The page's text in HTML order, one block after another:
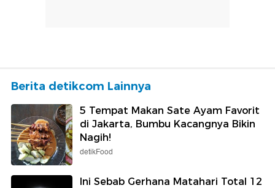
Berita detikcom Lainnya
5 Tempat Makan Sate Ayam Favorit
di Jakarta, Bumbu Kacangnya Bikin
Nagih!
detikFood
Ini Sebab Gerhana Matahari Total 12